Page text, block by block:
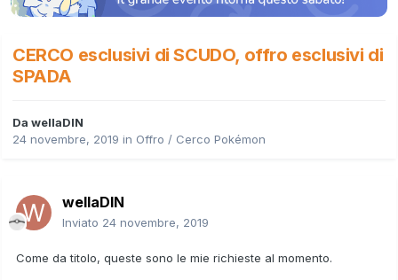
CERCO esclusivi di SCUDO, offro esclusivi di
SPADA
Da wellaDIN
24 novembre, 2019 in Offro / Cerco Pokémon
wellaDIN
Inviato 24 novembre, 2019
Come da titolo, queste sono le mie richieste al momento.